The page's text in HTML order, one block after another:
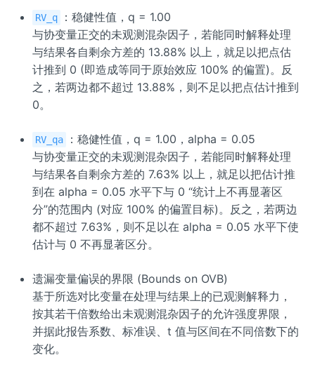
RV_q
：稳健性值，q = 1.00
与协变量正交的未观测混杂因子，若能同时解释处理
与结果各自剩余方差的 13.88% 以上，就足以把点估
计推到 0 (即造成等同于原始效应 100% 的偏置)。反
之，若两边都不超过 13.88%，则不足以把点估计推到
0。
RV_qa
：稳健性值，q = 1.00，alpha = 0.05
与协变量正交的未观测混杂因子，若能同时解释处理
与结果各自剩余方差的 7.63% 以上，就足以把估计推
到在 alpha = 0.05 水平下与 0 “统计上不再显著区
分”的范围内 (对应 100% 的偏置目标)。反之，若两边
都不超过 7.63%，则不足以在 alpha = 0.05 水平下使
估计与 0 不再显著区分。
遗漏变量偏误的界限 (Bounds on OVB)
基于所选对比变量在处理与结果上的已观测解释力，
按其若干倍数给出未观测混杂因子的允许强度界限，
并据此报告系数、标准误、t 值与区间在不同倍数下的
变化。